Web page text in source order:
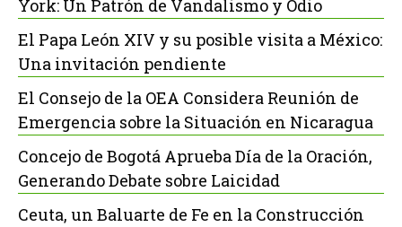
York: Un Patrón de Vandalismo y Odio
El Papa León XIV y su posible visita a México:
Una invitación pendiente
El Consejo de la OEA Considera Reunión de
Emergencia sobre la Situación en Nicaragua
Concejo de Bogotá Aprueba Día de la Oración,
Generando Debate sobre Laicidad
Ceuta, un Baluarte de Fe en la Construcción